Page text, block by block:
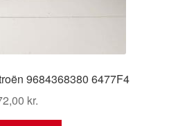
9684368380 6477F4
kr.